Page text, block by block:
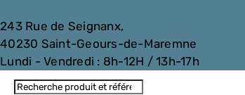
243 Rue de Seignanx,
40230 Saint-Geours-de-Maremne
Lundi - Vendredi : 8h-12H / 13h-17h
Passer
Recherche